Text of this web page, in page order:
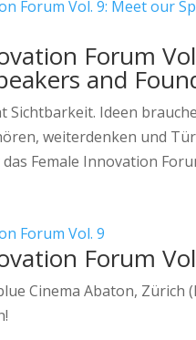
Forum
and
Sichtbarkeit. Ideen
weiterdenken und
Female Innovation
Forum
Cinema Abaton, Zürich